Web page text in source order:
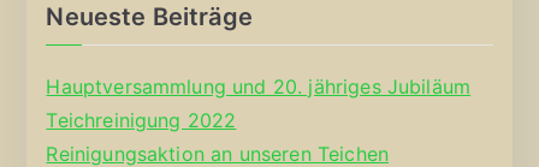
Neueste Beiträge
Hauptversammlung und 20. jähriges Jubiläum
Teichreinigung 2022
Reinigungsaktion an unseren Teichen